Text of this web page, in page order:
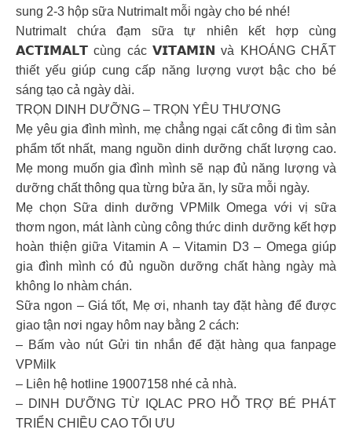
sung 2-3 hộp sữa Nutrimalt mỗi ngày cho bé nhé!
Nutrimalt chứa đạm sữa tự nhiên kết hợp cùng
𝗔𝗖𝗧𝗜𝗠𝗔𝗟𝗧 cùng các 𝗩𝗜𝗧𝗔𝗠𝗜𝗡 và KHOÁNG CHẤT
thiết yếu giúp cung cấp năng lượng vượt bậc cho bé
sáng tạo cả ngày dài.
TRỌN DINH DƯỠNG – TRỌN YÊU THƯƠNG
Mẹ yêu gia đình mình, mẹ chẳng ngại cất công đi tìm sản
phẩm tốt nhất, mang nguồn dinh dưỡng chất lượng cao.
Mẹ mong muốn gia đình mình sẽ nạp đủ năng lượng và
dưỡng chất thông qua từng bửa ăn, ly sữa mỗi ngày.
Mẹ chọn Sữa dinh dưỡng VPMilk Omega với vị sữa
thơm ngon, mát lành cùng công thức dinh dưỡng kết hợp
hoàn thiện giữa Vitamin A – Vitamin D3 – Omega giúp
gia đình mình có đủ nguồn dưỡng chất hàng ngày mà
không lo nhàm chán.
Sữa ngon – Giá tốt, Mẹ ơi, nhanh tay đặt hàng để được
giao tận nơi ngay hôm nay bằng 2 cách:
– Bấm vào nút Gửi tin nhắn để đặt hàng qua fanpage
VPMilk
– Liên hệ hotline 19007158 nhé cả nhà.
– DINH DƯỠNG TỪ IQLAC PRO HỖ TRỢ BÉ PHÁT
TRIỂN CHIỀU CAO TỐI ƯU